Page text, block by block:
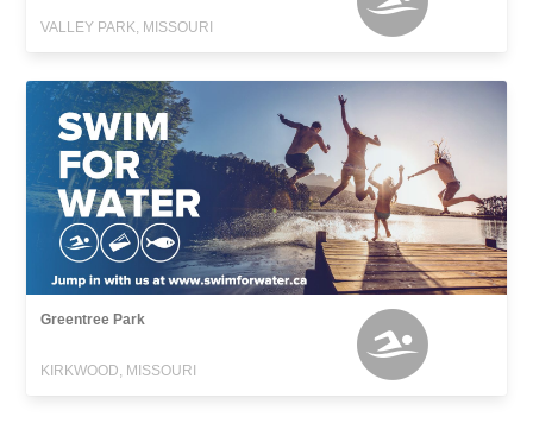
VALLEY PARK, MISSOURI
Greentree Park
KIRKWOOD, MISSOURI